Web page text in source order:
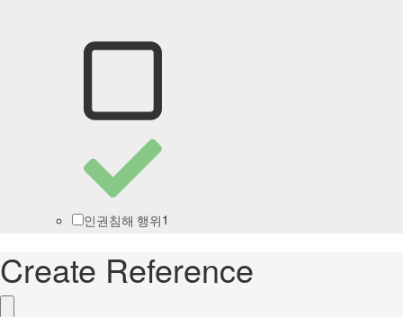
인권침해 행위1
Create Reference